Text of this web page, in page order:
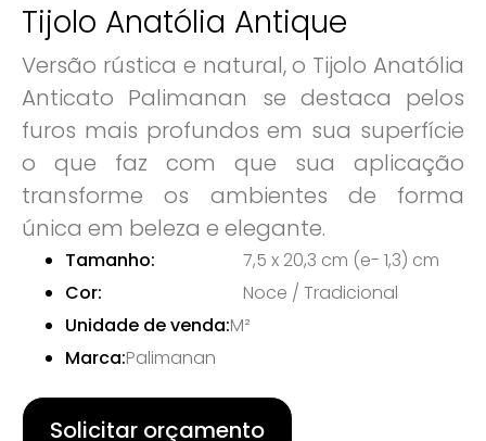
Tamanho:
7,5 x 20,3 cm (e- 1,3) cm
Cor:
Noce / Tradicional
Unidade de venda:M²
Marca:Palimanan
Solicitar orçamento
Tijolo Anatólia Antique
Versão rústica e natural, o Tijolo Anatólia
Anticato Palimanan se destaca pelos
furos mais profundos em sua superfície
o que faz com que sua aplicação
transforme os ambientes de forma
única em beleza e elegante.